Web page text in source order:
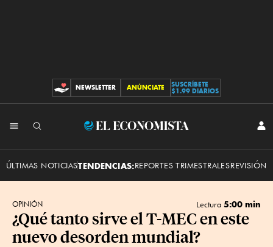
CONTRIBUCIONES
NEWSLETTER ANÚNCIATE
SUSCRÍBETE
$1.99 DIARIOS
El
ÚLTIMAS NOTICIASTENDENCIAS:REPORTES TRIMESTRALESREVISIÓN
OPINIÓN Lectura 5:00 min
¿Qué tanto sirve el T-MEC en este
nuevo desorden mundial?